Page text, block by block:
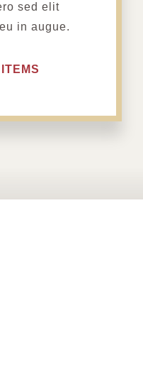
sed elit
in augue.